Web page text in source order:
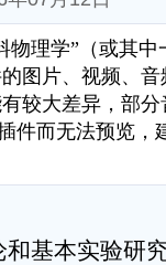
物理学”（或其
图片、视频、
较大差异，部
件而无法预览，
基本实验研